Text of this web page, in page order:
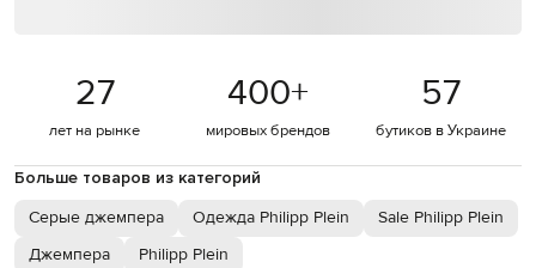
27
лет на рынке
400+
мировых брендов
57
бутиков в Украине
Больше товаров из категорий
Серые джемпера Одежда Philipp Plein
Sale Philipp Plein
Джемпера
Philipp Plein